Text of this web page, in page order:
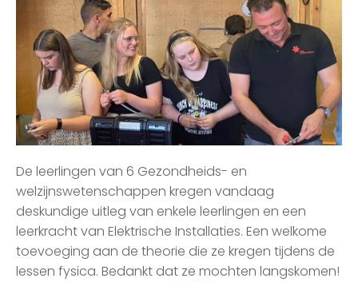
De leerlingen van 6 Gezondheids- en
welzijnswetenschappen kregen vandaag
deskundige uitleg van enkele leerlingen en een
leerkracht van Elektrische Installaties. Een welkome
toevoeging aan de theorie die ze kregen tijdens de
lessen fysica. Bedankt dat ze mochten langskomen!